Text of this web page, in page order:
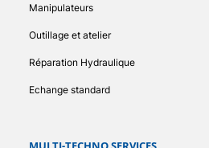
Manipulateurs
Outillage et atelier
Réparation Hydraulique
Echange standard